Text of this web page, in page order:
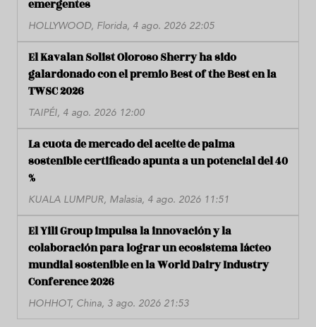
emergentes
HOLLYWOOD, Florida, 4 ago. 2026 22:05
El Kavalan Solist Oloroso Sherry ha sido
galardonado con el premio Best of the Best en la
TWSC 2026
TAIPÉI, 4 ago. 2026 12:00
La cuota de mercado del aceite de palma
sostenible certificado apunta a un potencial del 40
%
KUALA LUMPUR, Malasia, 4 ago. 2026 11:51
El Yili Group impulsa la innovación y la
colaboración para lograr un ecosistema lácteo
mundial sostenible en la World Dairy Industry
Conference 2026
HOHHOT, China, 3 ago. 2026 21:53